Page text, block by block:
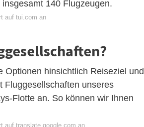
140 Flugzeugen.
auf tui.com an
hinsichtlich Reiseziel und
Fluggesellschaften unseres
Flotte an. So können wir Ihnen
auf translate.google.com an